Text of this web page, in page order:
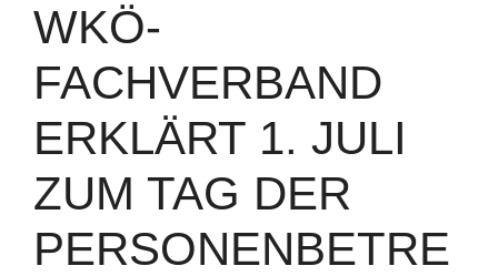
WKÖ-
FACHVERBAND
ERKLÄRT 1. JULI
ZUM TAG DER
PERSONENBETRE